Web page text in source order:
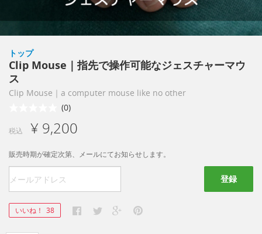
トップ
Clip Mouse｜指先で操作可能なジェスチャーマウ
ス
Clip Mouse｜a computer mouse like no other
(0)
税込 ¥ 9,200
販売時期が確定次第、メールにてお知らせします。
登録
いいね！ 38